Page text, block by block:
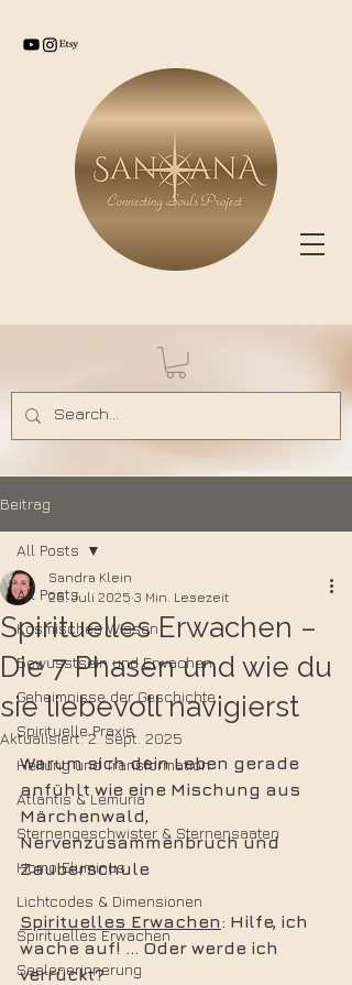
Beitrag
All Posts
Kosmisches Wissen
Bewusstsein und Erwachen
Geheimnisse der Geschichte
Spirituelle Praxis
Heilung und Transformation
Atlantis & Lemuria
Sternengeschwister & Sternensaaten
Homo Eluminus
Lichtcodes & Dimensionen
Spirituelles Erwachen
Seelenerinnerung
All Posts
Spirituelles Erwachen –
Die 7 Phasen und wie du
sie liebevoll navigierst
Sandra Klein
26. Juli 2025 3 Min. Lesezeit
Aktualisiert:2. Sept. 2025
Warum sich dein Leben gerade
anfühlt wie eine Mischung aus
Märchenwald,
Nervenzusammenbruch und
Zauberschule
Spirituelles Erwachen: Hilfe, ich
wache auf! … Oder werde ich
verrückt?